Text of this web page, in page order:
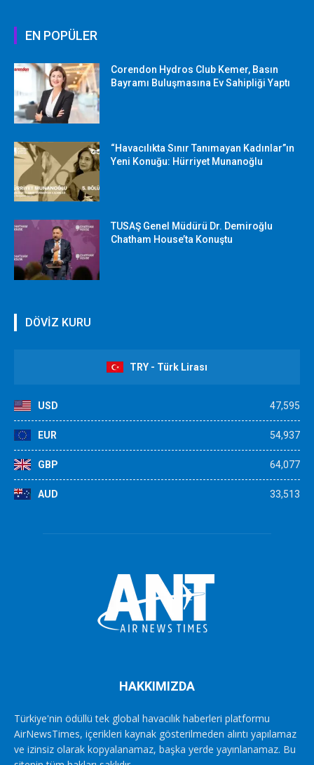
EN POPÜLER
Corendon Hydros Club Kemer, Basın
Bayramı Buluşmasına Ev Sahipliği Yaptı
“Havacılıkta Sınır Tanımayan Kadınlar”ın
Yeni Konuğu: Hürriyet Munanoğlu
TUSAŞ Genel Müdürü Dr. Demiroğlu
Chatham House’ta Konuştu
DÖVİZ KURU
TRY - Türk Lirası
USD 47,595
EUR 54,937
GBP 64,077
AUD 33,513
HAKKIMIZDA
Türkiye'nin ödüllü tek global havacılık haberleri platformu
AirNewsTimes, içerikleri kaynak gösterilmeden alıntı yapılamaz
ve izinsiz olarak kopyalanamaz, başka yerde yayınlanamaz. Bu